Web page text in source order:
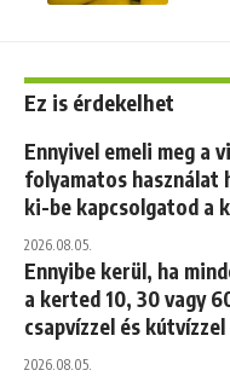
Ez is érdekelhet
Ennyivel emeli meg a
folyamatos használat
ki-be kapcsolgatod a
2026.08.05.
Ennyibe kerül, ha
a kerted 10, 30 vagy
csapvízzel és
2026.08.05.